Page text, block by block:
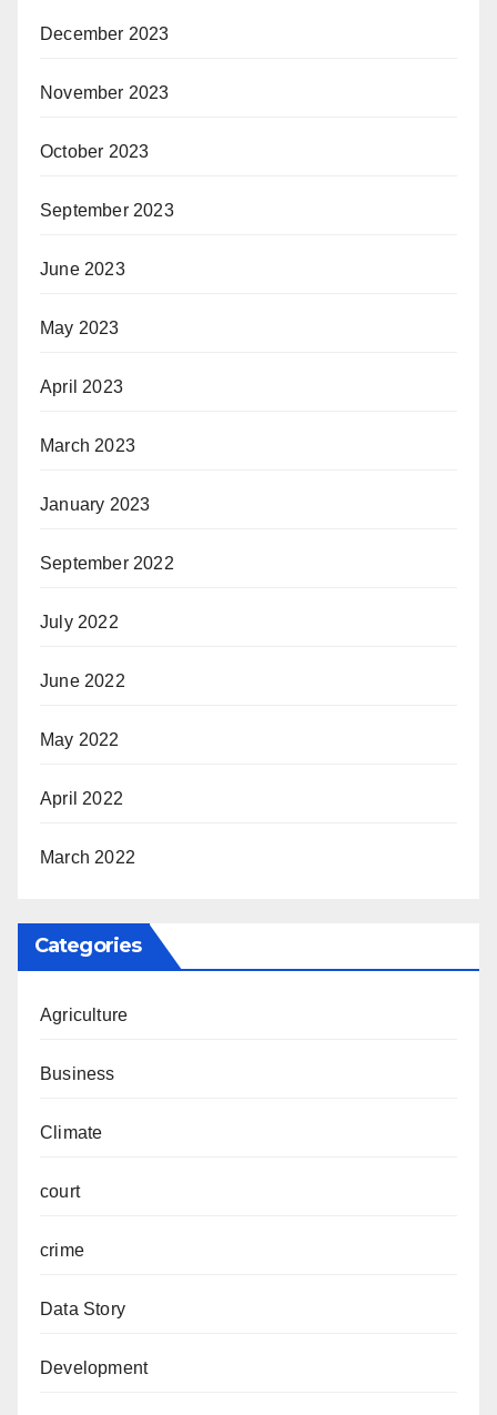
December 2023
November 2023
October 2023
September 2023
June 2023
May 2023
April 2023
March 2023
January 2023
September 2022
July 2022
June 2022
May 2022
April 2022
March 2022
Categories
Agriculture
Business
Climate
court
crime
Data Story
Development